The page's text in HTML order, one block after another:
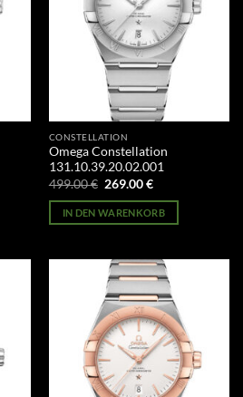
CONSTELLATION
Omega Constellation
131.10.39.20.02.001
499.00€ Ursprünglicher
war:
499.00 €
269.00€Aktueller
ist:
269.00 €.
IN DEN WARENKORB